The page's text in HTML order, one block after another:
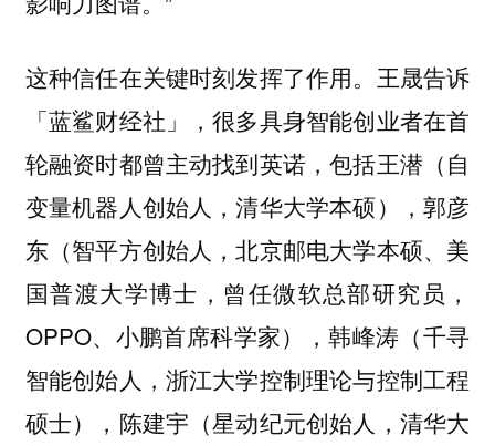
这种信任在关键时刻发挥了作用。王晟告诉
「蓝鲨财经社」，很多具身智能创业者在首
轮融资时都曾主动找到英诺，包括王潜（自
变量机器人创始人，清华大学本硕），郭彦
东（智平方创始人，北京邮电大学本硕、美
国普渡大学博士，曾任微软总部研究员，
OPPO、小鹏首席科学家），韩峰涛（千寻
智能创始人，浙江大学控制理论与控制工程
硕士），陈建宇（星动纪元创始人，清华大